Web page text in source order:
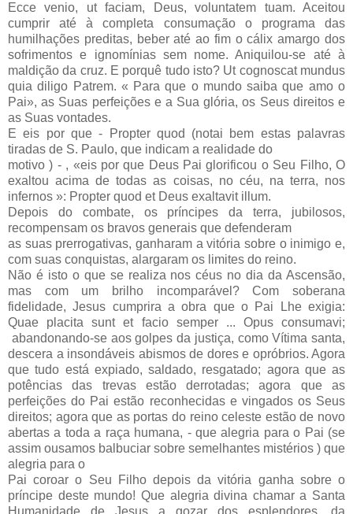
Ecce venio, ut faciam, Deus, voluntatem tuam. Aceitou
cumprir até à completa consumação o programa das
humilhações preditas, beber até ao fim o cálix amargo dos
sofrimentos e ignomínias sem nome. Aniquilou-se até à
maldição da cruz. E porquê tudo isto? Ut cognoscat mundus
quia diligo Patrem. « Para que o mundo saiba que amo o
Pai», as Suas perfeições e a Sua glória, os Seus direitos e
as Suas vontades.
E eis por que - Propter quod (notai bem estas palavras
tiradas de S. Paulo, que indicam a realidade do
motivo ) - , «eis por que Deus Pai glorificou o Seu Filho, O
exaltou acima de todas as coisas, no céu, na terra, nos
infernos »: Propter quod et Deus exaltavit illum.
Depois do combate, os príncipes da terra, jubilosos,
recompensam os bravos generais que defenderam
as suas prerrogativas, ganharam a vitória sobre o inimigo e,
com suas conquistas, alargaram os limites do reino.
Não é isto o que se realiza nos céus no dia da Ascensão,
mas com um brilho incomparável? Com soberana
fidelidade, Jesus cumprira a obra que o Pai Lhe exigia:
Quae placita sunt et facio semper ... Opus consumavi;
abandonando-se aos golpes da justiça, como Vítima santa,
descera a insondáveis abismos de dores e opróbrios. Agora
que tudo está expiado, saldado, resgatado; agora que as
potências das trevas estão derrotadas; agora que as
perfeições do Pai estão reconhecidas e vingados os Seus
direitos; agora que as portas do reino celeste estão de novo
abertas a toda a raça humana, - que alegria para o Pai (se
assim ousamos balbuciar sobre semelhantes mistérios ) que
alegria para o
Pai coroar o Seu Filho depois da vitória ganha sobre o
príncipe deste mundo! Que alegria divina chamar a Santa